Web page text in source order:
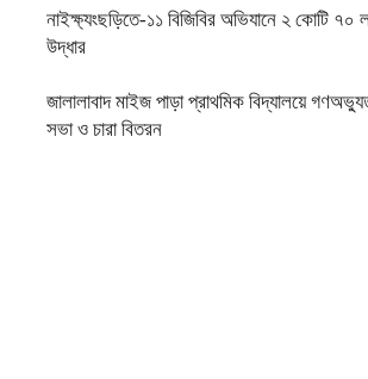
নাইক্ষ্যংছড়িতে-১১ বিজিবির অভিযানে ২ কোটি ৭০
উদ্ধার
জালালাবাদ মাইজ পাড়া প্রাথমিক বিদ্যালয়ে
সভা ও চারা বিতরন